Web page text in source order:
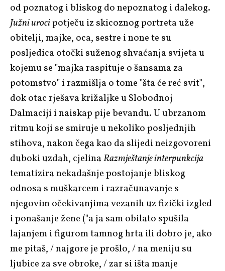
od poznatog i bliskog do nepoznatog i dalekog.
Južni urocipotječu iz skicoznog portreta uže
obitelji, majke, oca, sestre i none te su
posljedica otočki suženog shvaćanja svijeta u
kojemu se "majka raspituje o šansama za
potomstvo" i razmišlja o tome "šta će reć svit",
dok otac rješava križaljke u Slobodnoj
Dalmaciji i naiskap pije bevandu. U ubrzanom
ritmu koji se smiruje u nekoliko posljednjih
stihova, nakon čega kao da slijedi neizgovoreni
duboki uzdah, cjelinaRazmještanje interpunkcija
tematizira nekadašnje postojanje bliskog
odnosa s muškarcem i razračunavanje s
njegovim očekivanjima vezanih uz fizički izgled
i ponašanje žene ("a ja sam obilato spušila
lajanjem i figurom tamnog hrta ili dobro je, ako
me pitaš, / najgore je prošlo, / na meniju su
ljubice za sve obroke, / zar si išta manje